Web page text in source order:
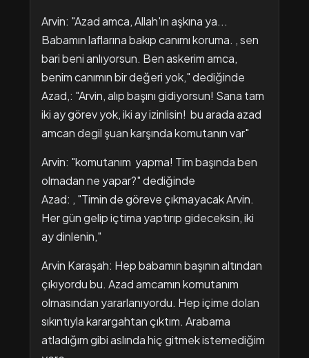
Arvin: "Azad amca, Allah'ın aşkına ya...
Babamın laflarına bakıp canımı koruma. , sen
bari beni anlıyorsun. Ben askerim amca,
benim canımın bir değeri yok," dediğinde
Azad,: "Arvin, alıp başını gidiyorsun! Sana tam
iki ay görev yok, iki ay izinlisin! bu arada azad
amcan degil şuan karşında komutanın var"
Arvin: "komutanım yapma! Tim başında ben
olmadan ne yapar?" dediğinde
Azad: , "Timin de göreve çıkmayacak Arvin.
Her gün gelip içtima yaptırıp gideceksin, iki
ay dinlenin,"
​Arvin Karaşah: Hep babamın başının altından
çıkıyordu bu. Azad amcamın komutanım
olmasından yararlanıyordu. Hep içime dolan
sıkıntıyla karargahtan çıktım. Arabama
atladığım gibi aslında hiç gitmek istemediğim